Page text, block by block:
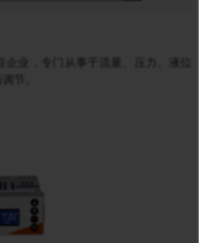
业，专门从事于流量、压力、液位
节。